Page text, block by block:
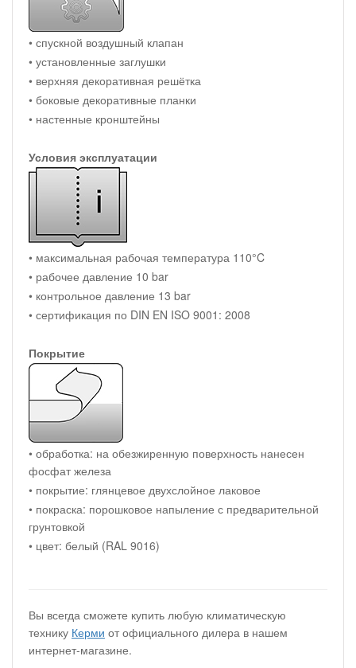
• спускной воздушный клапан
• установленные заглушки
• верхняя декоративная решётка
• боковые декоративные планки
• настенные кронштейны
Условия эксплуатации
• максимальная рабочая температура 110°C
• рабочее давление 10 bar
• контрольное давление 13 bar
• сертификация по DIN EN ISO 9001: 2008
Покрытие
• обработка: на обезжиренную поверхность нанесен
фосфат железа
• покрытие: глянцевое двухслойное лаковое
• покраска: порошковое напыление с предварительной
грунтовкой
• цвет: белый (RAL 9016)
Вы всегда сможете купить любую климатическую
технику Керми от официального дилера в нашем
интернет-магазине.